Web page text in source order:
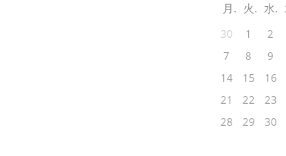
月 火 水
30 1 2
7
8 9
14
15 16
21
22 23
28
29 30